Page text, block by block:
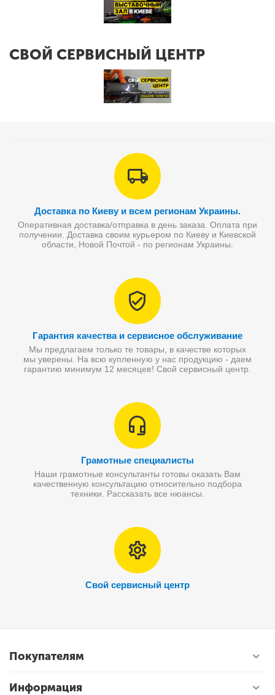
СВОЙ СЕРВИСНЫЙ ЦЕНТР
Доставка по Киеву и всем регионам Украины.
Оперативная доставка/отправка в день заказа. Оплата при
получении. Доставка своим курьером по Киеву и Киевской
области, Новой Почтой - по регионам Украины.
Гарантия качества и сервисное обслуживание
Мы предлагаем только те товары, в качестве которых
мы уверены. На всю купленную у нас продукцию - даем
гарантию минимум 12 месяцев! Свой сервисный центр.
Грамотные специалисты
Наши грамотные консультанты готовы оказать Вам
качественную консультацию относительно подбора
техники. Рассказать все нюансы.
Свой сервисный центр
Покупателям
Информация